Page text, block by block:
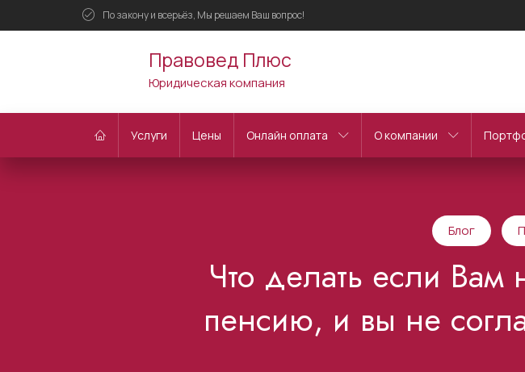
По закону и всерьёз, Мы решаем Ваш вопрос!
Правовед Плюс
Юридическая компания
Услуги Цены Онлайн оплата О компании
Блог
Что делать если
пенсию, и вы не